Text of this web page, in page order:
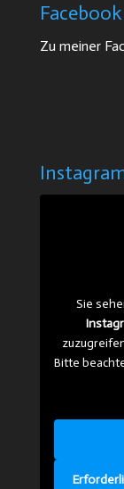
Facebook
Zu meiner
Sie
Bitte